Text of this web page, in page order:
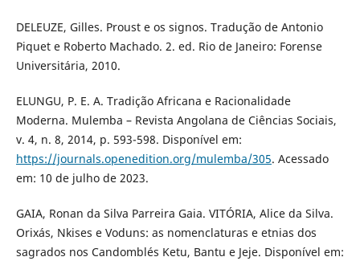
DELEUZE, Gilles. Proust e os signos. Tradução de Antonio
Piquet e Roberto Machado. 2. ed. Rio de Janeiro: Forense
Universitária, 2010.
ELUNGU, P. E. A. Tradição Africana e Racionalidade
Moderna. Mulemba – Revista Angolana de Ciências Sociais,
v. 4, n. 8, 2014, p. 593-598. Disponível em:
https://journals.openedition.org/mulemba/305. Acessado
em: 10 de julho de 2023.
GAIA, Ronan da Silva Parreira Gaia. VITÓRIA, Alice da Silva.
Orixás, Nkises e Voduns: as nomenclaturas e etnias dos
sagrados nos Candomblés Ketu, Bantu e Jeje. Disponível em: